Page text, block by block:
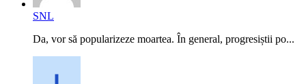
SNL
Da, vor să popularizeze moartea. În general, progresiștii po...